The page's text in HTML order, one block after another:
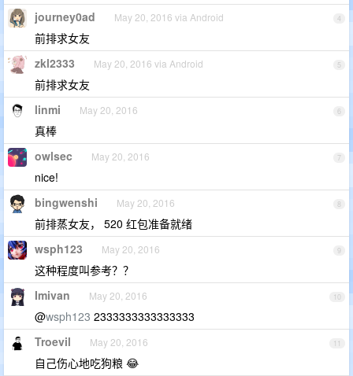
4
journey0ad May 20, 2016 via Android
前排求女友
5
zkl2333 May 20, 2016 via Android
前排求女友
6
linmi May 20, 2016
真棒
7
owlsec May 20, 2016
nice!
8
bingwenshi May 20, 2016
前排蒸女友， 520 红包准备就绪
9
wsph123 May 20, 2016
这种程度叫参考？？
10
Imivan May 20, 2016
@wsph123 2333333333333333
11
Troevil May 20, 2016
自己伤心地吃狗粮 😂